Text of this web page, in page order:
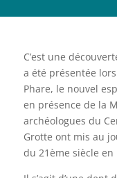
C’est une
a été présentée
Phare, le nouvel
en présence de la
archéologues du
Grotte ont mis au
du 21ème siècle en